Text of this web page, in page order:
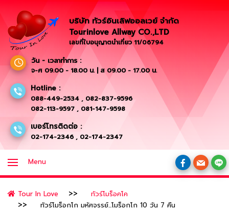
บริษัท ทัวร์อินเลิฟออลเวย์ จำกัด
Tourinlove Allway CO.,LTD
เลขที่ใบอนุญาตนำเที่ยว 11/06794
วัน - เวลาทำการ :
จ-ศ 09.00 - 18.00 น. | ส 09.00 - 17.00 น.
Hotline :
088-449-2534 , 082-837-9596
082-113-9597 , 081-147-9598
เบอร์โทรติดต่อ :
02-174-2346 , 02-174-2347
Menu
Tour In Love
ทัวร์โมร็อคโค
ทัวร์โมร็อกโก มหัศจรรย์...โมร็อกโก 10 วัน 7 คืน